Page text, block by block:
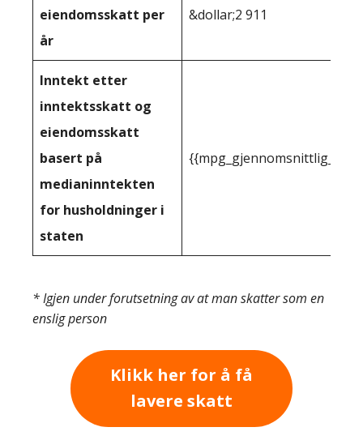
eiendomsskatt per
år
&dollar;2 911
Inntekt etter
inntektsskatt og
eiendomsskatt
basert på
medianinntekten
for husholdninger i
staten
* Igjen under forutsetning av at man skatter som en
enslig person
Klikk her for å få
lavere skatt